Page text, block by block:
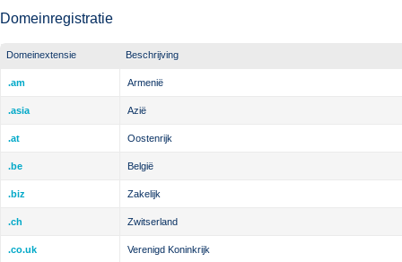
Domeinregistratie
Domeinextensie Beschrijving
.am Armenië
.asia Azië
.at Oostenrijk
.be België
.biz Zakelijk
.ch Zwitserland
.co.uk Verenigd Koninkrijk